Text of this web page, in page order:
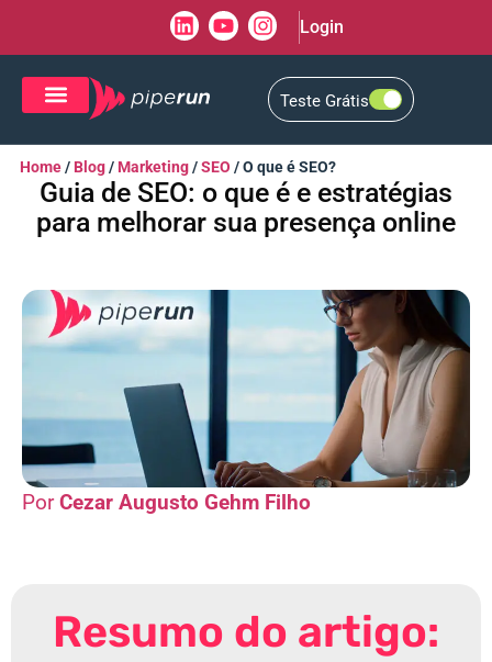
Login
Teste Grátis
Home/ Blog/ Marketing/SEO /O que é SEO?
Guia de SEO: o que é e estratégias
para melhorar sua presença online
Cezar Augusto Gehm Filho
Resumo do artigo: